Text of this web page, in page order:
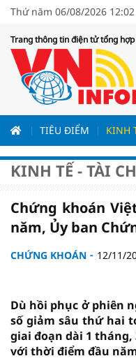
Thứ năm 06/08/2026 12:02
Trang thông tin điện tử tổng hợp
TIÊU ĐIỂM KINH
KINH TẾ - TÀI
Chứng khoán
năm, Ủy ban
CHỨNG KHOÁN 12/11/
Dù hồi phục ở phiên
số giảm sâu thứ hai
giai đoạn dài 1
với thời điểm đầu